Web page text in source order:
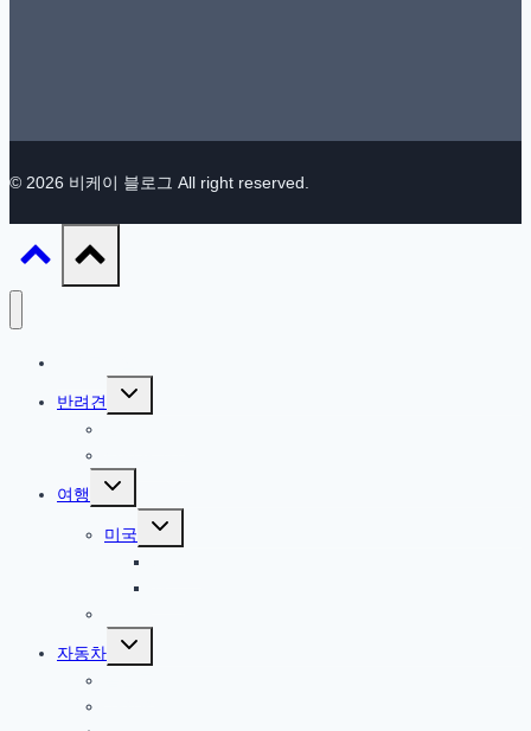
© 2026 비케이 블로그 All right reserved.
반려견
Toggle
child
여행
Toggle
child
미국
Toggle
child
자동차
Toggle
child